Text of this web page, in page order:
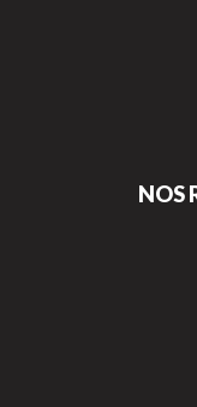
NOS